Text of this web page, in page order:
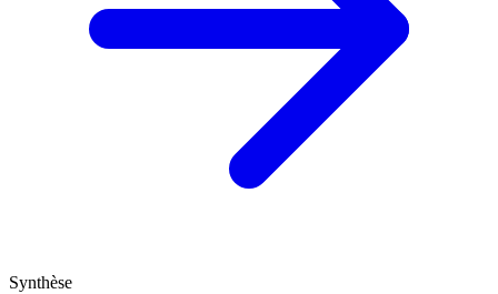
Synthèse